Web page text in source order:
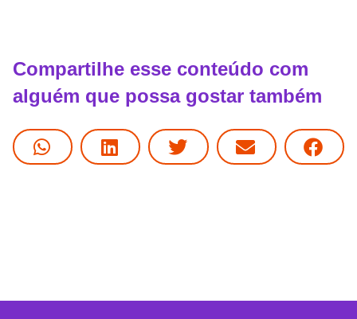
Compartilhe esse conteúdo com
alguém que possa gostar também